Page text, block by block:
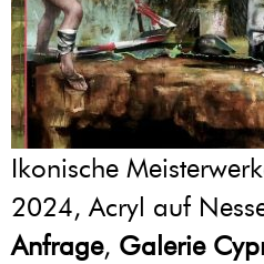
Ikonische
2024, Acryl auf
Anfrage, Galerie